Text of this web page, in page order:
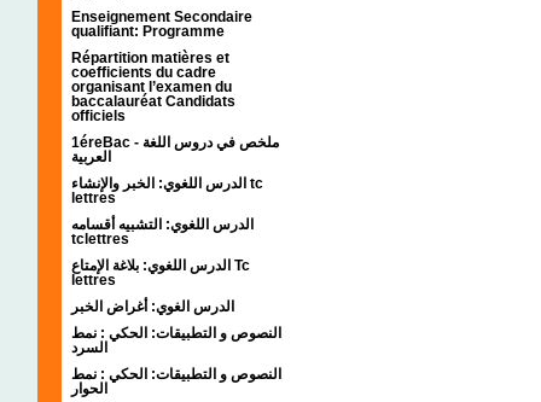
Enseignement Secondaire
qualifiant: Programme
Répartition matières et
coefficients du cadre
organisant l’examen du
baccalauréat Candidats
officiels
1éreBac - ملخص في دروس اللغة
العربية
الدرس اللغوي: الخبر والإنشاء tc
lettres
الدرس اللغوي: التشبيه أقسامه
tclettres
الدرس اللغوي: بلاغة الإمتاع Tc
lettres
الدرس الغوي: أغراض الخبر
النصوص و التطبيقات: الحكي : نمط
السرد
النصوص و التطبيقات: الحكي : نمط
الحوار